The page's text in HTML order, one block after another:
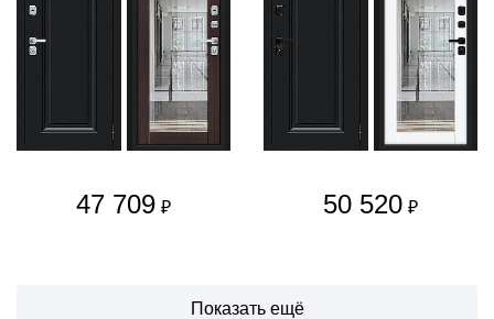
47 709 ₽ 50 520 ₽
Показать ещё